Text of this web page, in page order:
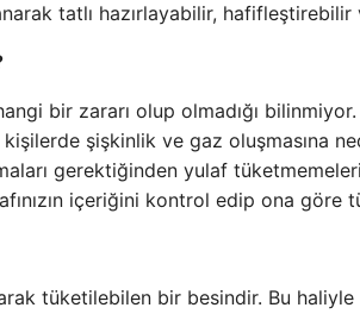
tatlı hazırlayabilir,
bir zararı olup olmadığı
şişkinlik ve gaz oluşmasına
gerektiğinden yulaf
içeriğini kontrol edip ona göre
tüketilebilen bir besindir. Bu haliyle